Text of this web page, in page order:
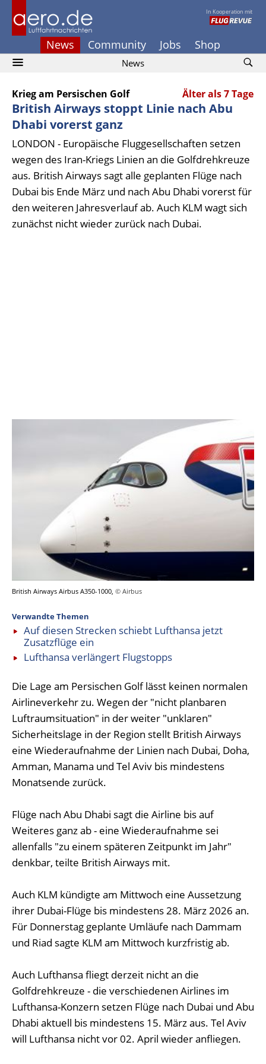
In Kooperation mit
News Community Jobs Shop
News
Krieg am Persischen Golf Älter als 7 Tage
British Airways stoppt Linie nach Abu
Dhabi vorerst ganz
LONDON - Europäische Fluggesellschaften setzen
wegen des Iran-Kriegs Linien an die Golfdrehkreuze
aus. British Airways sagt alle geplanten Flüge nach
Dubai bis Ende März und nach Abu Dhabi vorerst für
den weiteren Jahresverlauf ab. Auch KLM wagt sich
zunächst nicht wieder zurück nach Dubai.
British Airways Airbus A350-1000, © Airbus
Verwandte Themen
Auf diesen Strecken schiebt Lufthansa jetzt
Zusatzflüge ein
Lufthansa verlängert Flugstopps
Die Lage am Persischen Golf lässt keinen normalen
Airlineverkehr zu. Wegen der "nicht planbaren
Luftraumsituation" in der weiter "unklaren"
Sicherheitslage in der Region stellt British Airways
eine Wiederaufnahme der Linien nach Dubai, Doha,
Amman, Manama und Tel Aviv bis mindestens
Monatsende zurück.
Flüge nach Abu Dhabi sagt die Airline bis auf
Weiteres ganz ab - eine Wiederaufnahme sei
allenfalls "zu einem späteren Zeitpunkt im Jahr"
denkbar, teilte British Airways mit.
Auch KLM kündigte am Mittwoch eine Aussetzung
ihrer Dubai-Flüge bis mindestens 28. März 2026 an.
Für Donnerstag geplante Umläufe nach Dammam
und Riad sagte KLM am Mittwoch kurzfristig ab.
Auch Lufthansa fliegt derzeit nicht an die
Golfdrehkreuze - die verschiedenen Airlines im
Lufthansa-Konzern setzen Flüge nach Dubai und Abu
Dhabi aktuell bis mindestens 15. März aus. Tel Aviv
will Lufthansa nicht vor 02. April wieder anfliegen.